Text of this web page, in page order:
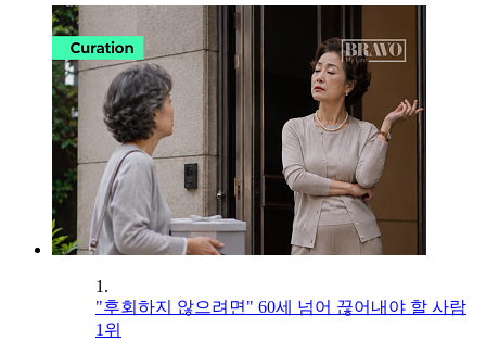
1.
"후회하지 않으려면" 60세 넘어 끊어내야 할 사람
1위